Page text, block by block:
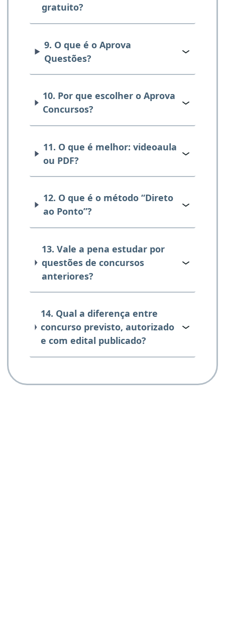
gratuito?
9. O que é o Aprova
Questões?
10. Por que escolher o Aprova
Concursos?
11. O que é melhor: videoaula
ou PDF?
12. O que é o método “Direto
ao Ponto”?
13. Vale a pena estudar por
questões de concursos
anteriores?
14. Qual a diferença entre
concurso previsto, autorizado
e com edital publicado?